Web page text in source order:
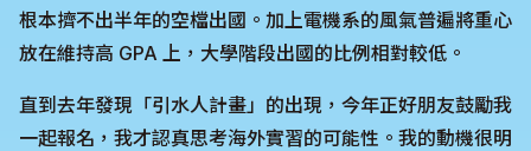
根本擠不出半年的空檔出國。加上電機系的風氣普遍將重心
放在維持高 GPA 上，大學階段出國的比例相對較低。
直到去年發現「引水人計畫」的出現，今年正好朋友鼓勵我
一起報名，我才認真思考海外實習的可能性。我的動機很明